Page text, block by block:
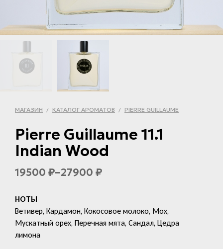
МАГАЗИН / КАТАЛОГ АРОМАТОВ / PIERRE GUILLAUME
Pierre Guillaume 11.1
Indian Wood
19500 ₽–27900 ₽
НОТЫ
Ветивер, Кардамон, Кокосовое молоко, Мох,
Мускатный орех, Перечная мята, Сандал, Цедра
лимона